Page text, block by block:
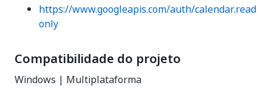
https://www.googleapis.com/auth/calendar.read
only
Compatibilidade do projeto
Windows | Multiplataforma